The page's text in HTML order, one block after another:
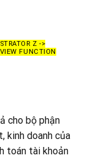
Z ->
FUNCTION
cho bộ phận
kinh doanh của
toán tài khoản